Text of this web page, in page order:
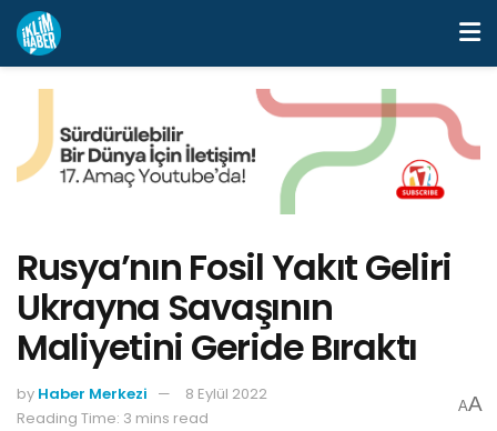
Rusya’nın Fosil Yakıt Geliri
Ukrayna Savaşının
Maliyetini Geride Bıraktı
by Haber Merkezi
8 Eylül 2022
Reading Time: 3 mins read
AA